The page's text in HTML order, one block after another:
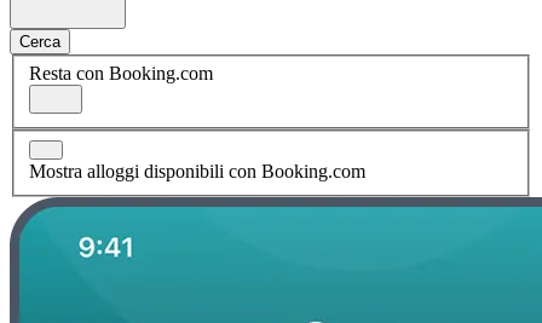
Cerca
Resta con Booking.com
Mostra alloggi disponibili con Booking.com